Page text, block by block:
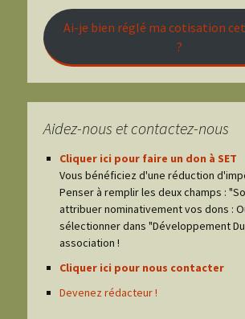
Ai-je bien réglé ma cotisation
?
Aidez-nous et contactez-nous
Cliquer ici pour faire un don à SET
Vous bénéficiez d'une réduction
Penser à remplir les deux champs :
attribuer nominativement vos dons :
sélectionner dans "Développement
association !
Cliquer ici pour nous contacter
Devenez rédacteur !